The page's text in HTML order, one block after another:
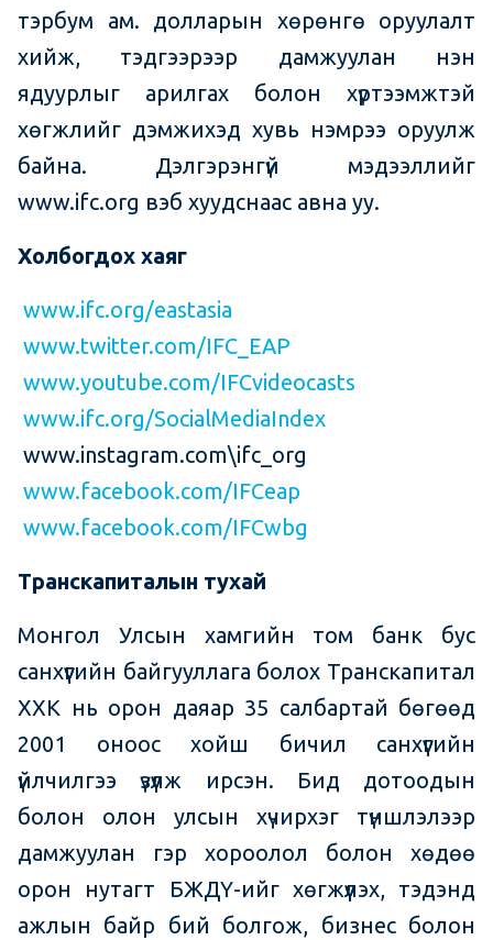
тэрбум ам. долларын хөрөнгө оруулалт
хийж, тэдгээрээр дамжуулан нэн
ядуурлыг арилгах болон хүртээмжтэй
хөгжлийг дэмжихэд хувь нэмрээ оруулж
байна. Дэлгэрэнгүй мэдээллийг
www.ifc.org вэб хуудснаас авна уу.
Холбогдох хаяг
www.ifc.org/eastasia
www.twitter.com/IFC_EAP
www.youtube.com/IFCvideocasts
www.ifc.org/SocialMediaIndex
www.instagram.com\ifc_org
www.facebook.com/IFCeap
www.facebook.com/IFCwbg
Транскапиталын тухай
Монгол Улсын хамгийн том банк бус
санхүүгийн байгууллага болох Транскапитал
ХХК нь орон даяар 35 салбартай бөгөөд
2001 оноос хойш бичил санхүүгийн
үйлчилгээ үзүүлж ирсэн. Бид дотоодын
болон олон улсын хүчирхэг түншлэлээр
дамжуулан гэр хороолол болон хөдөө
орон нутагт БЖДҮ-ийг хөгжүүлэх, тэдэнд
ажлын байр бий болгож, бизнес болон